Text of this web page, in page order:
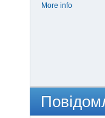
More info